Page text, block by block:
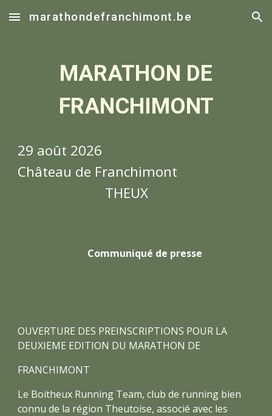
Skip to main content Skip to navigation
marathondefranchimont.be
MARATHON DE
FRANCHIMONT
29 août 2026
Château de Franchimont
THEUX
Communiqué de presse
OUVERTURE DES PREINSCRIPTIONS POUR LA
DEUXIEME EDITION DU MARATHON DE
FRANCHIMONT
Le Boitheux Running Team, club de running bien
connu de la région Theutoise, associé avec les